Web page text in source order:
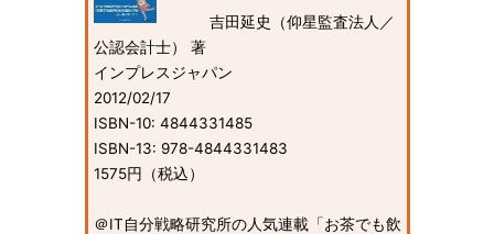
吉田延史（仰星監査法人／
公認会計士） 著
インプレスジャパン
2012/02/17
ISBN-10: 4844331485
ISBN-13: 978-4844331483
1575円（税込）
＠IT自分戦略研究所の人気連載「お茶でも飲